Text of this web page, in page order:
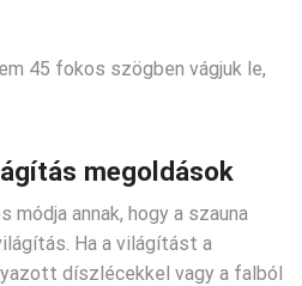
45 fokos szögben vágjuk le,
megoldások
módja annak, hogy a szauna
Ha a világítást a
díszlécekkel vagy a falból